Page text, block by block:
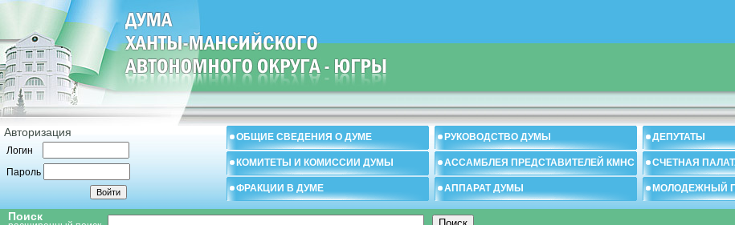
Авторизация
Логин
Пароль
ОБЩИЕ СВЕДЕНИЯ О ДУМЕ РУКОВОДСТВО ДУМЫ ДЕПУТАТЫ
КОМИТЕТЫ И КОМИССИИ ДУМЫ АССАМБЛЕЯ ПРЕДСТАВИТЕЛЕЙ КМНС СЧЕТНАЯ
ФРАКЦИИ В ДУМЕ АППАРАТ ДУМЫ МОЛОДЕЖНЫЙ
Поиск